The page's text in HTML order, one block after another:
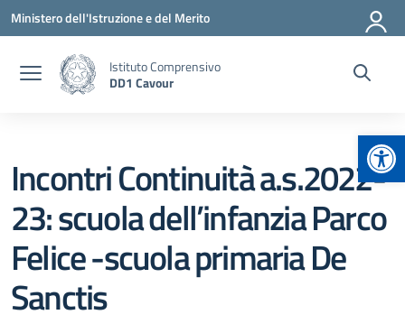
Vai ai contenuti
Vai al menu di navigazione
Vai al footer
Ministero dell'Istruzione e del Merito
Istituto Comprensivo
DD1 Cavour
Incontri Continuità a.s.2022-
23: scuola dell’infanzia Parco
Felice -scuola primaria De
Sanctis